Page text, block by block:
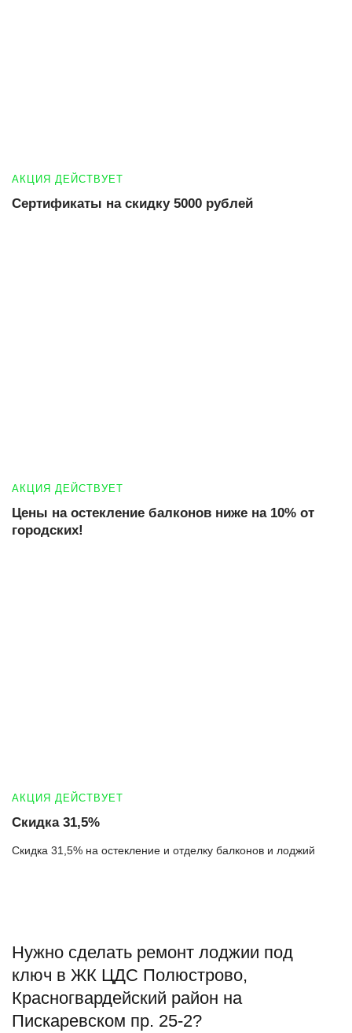
АКЦИЯ ДЕЙСТВУЕТ
Сертификаты на скидку 5000 рублей
АКЦИЯ ДЕЙСТВУЕТ
Цены на остекление балконов ниже на 10% от
городских!
АКЦИЯ ДЕЙСТВУЕТ
Скидка 31,5%
Скидка 31,5% на остекление и отделку балконов и лоджий
Нужно сделать ремонт лоджии под
ключ в ЖК ЦДС Полюстрово,
Красногвардейский район на
Пискаревском пр. 25-2?